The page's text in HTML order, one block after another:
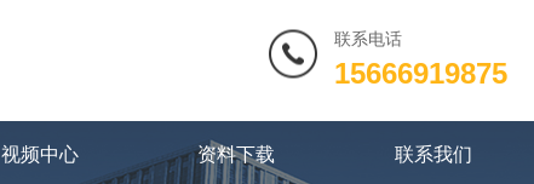
联系电话
15666919875
视频中心 资料下载 联系我们